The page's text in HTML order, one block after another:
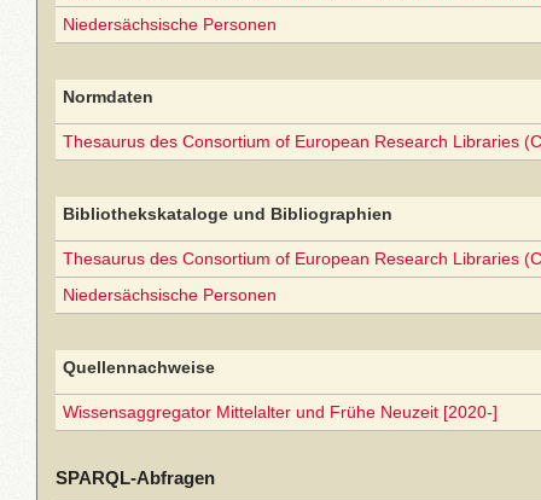
Niedersächsische Personen
Normdaten
Thesaurus des Consortium of European Research Libraries
Bibliothekskataloge und Bibliographien
Thesaurus des Consortium of European Research Libraries
Niedersächsische Personen
Quellennachweise
Wissensaggregator Mittelalter und Frühe Neuzeit [2020-]
SPARQL-Abfragen